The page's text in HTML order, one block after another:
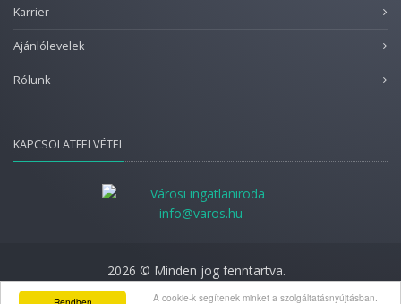
A cookie-k segítenek minket a szolgáltatásnyújtásban.
Karrier
Ajánlólevelek
Rólunk
KAPCSOLATFELVÉTEL
info@varos.hu
2026 © Minden jog fenntartva.
Adatkezelési nyilatkozat